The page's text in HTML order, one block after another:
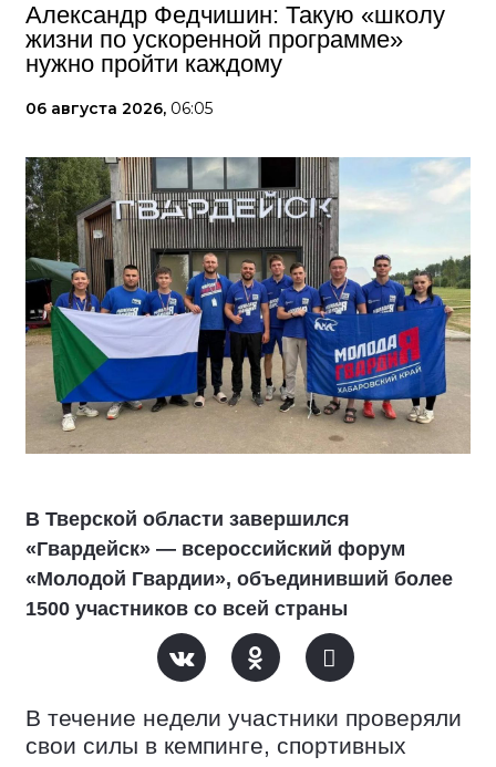
Александр Федчишин: Такую «школу
жизни по ускоренной программе»
нужно пройти каждому
06 августа 2026, 06:05
В Тверской области завершился
«Гвардейск» — всероссийский форум
«Молодой Гвардии», объединивший более
1500 участников со всей страны
В течение недели участники проверяли
свои силы в кемпинге, спортивных